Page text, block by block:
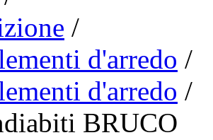
/
d'arredo /
d'arredo /
BRUCO